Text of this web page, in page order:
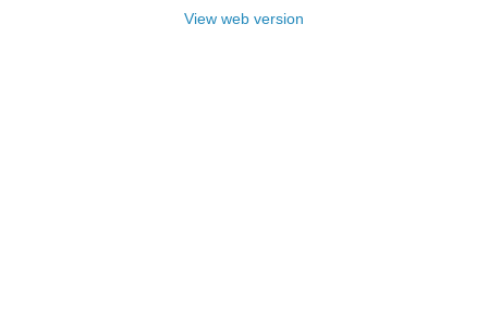
View web version